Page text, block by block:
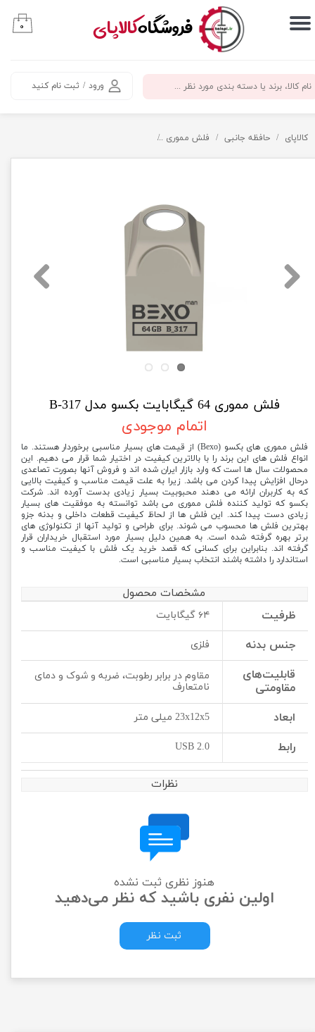
​فروشگاهکالاپای
ورود / ثبت نام کنید
حساب کاربری من
سفارشات
۰
کالاپای حافظه جانبی فلش مموری
فلش مموری 64 گیگابایت بکسو مدل B-317
اتمام موجودی
فلش مموری های بکسو (Bexo) از قیمت های بسیار مناسبی برخوردار هستند. ما
انواع فلش های این برند را با بالاترین کیفیت در اختیار شما قرار می دهیم. این
محصولات سال ها است که وارد بازار ایران شده اند و فروش آنها بصورت تصاعدی
درحال افزایش پیدا کردن می باشد. زیرا به علت قیمت مناسب و کیفیت بالایی
که به کاربران ارائه می دهند محبوبیت بسیار زیادی بدست آورده اند. شرکت
بکسو که تولید کننده فلش مموری می باشد توانسته به موفقیت های بسیار
زیادی دست پیدا کند. این فلش ها از لحاظ کیفیت قطعات داخلی و بدنه جزو
بهترین فلش ها محسوب می شوند. برای طراحی و تولید آنها از تکنولوژی های
برتر بهره گرفته شده است. به همین دلیل بسیار مورد استقبال خریداران قرار
گرفته اند. بنابراین برای کسانی که قصد خرید یک فلش با کیفیت مناسب و
استاندارد را داشته باشند انتخاب بسیار مناسبی است.
مشخصات محصول
ظرفیت ۶۴ گیگابایت
جنس بدنه فلزی
قابلیت‌های
مقاومتی
مقاوم در برابر رطوبت، ضربه و شوک و دمای
نامتعارف
ابعاد 23x12x5 میلی متر
رابط USB 2.0
نظرات
هنوز نظری ثبت نشده
اولین نفری باشید که نظر می‌دهید
ثبت نظر